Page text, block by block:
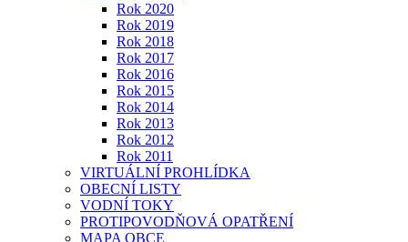
Rok 2020
Rok 2019
Rok 2018
Rok 2017
Rok 2016
Rok 2015
Rok 2014
Rok 2013
Rok 2012
Rok 2011
VIRTUÁLNÍ PROHLÍDKA
OBECNÍ LISTY
VODNÍ TOKY
PROTIPOVODŇOVÁ OPATŘENÍ
MAPA OBCE